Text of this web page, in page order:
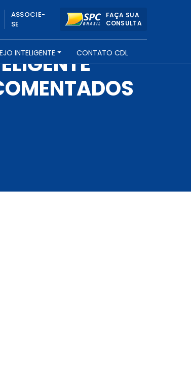
ASSOCIE-
SE
FAÇA SUA
CONSULTA
INTELIGENTE CONTATO CDL